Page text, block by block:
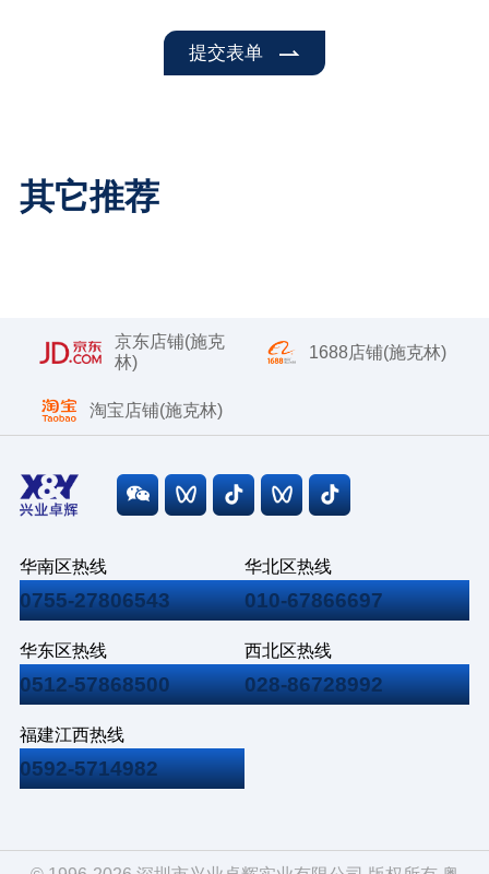
提交表单
其它推荐
京东店铺(施克
林)
1688店铺(施克林)
淘宝店铺(施克林)
华南区热线
0755-27806543
华北区热线
010-67866697
华东区热线
0512-57868500
西北区热线
028-86728992
福建江西热线
0592-5714982